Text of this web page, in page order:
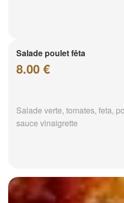
Salade poulet fêta
8.00 €
Salade verte, tomates, feta,
sauce vinaigrette